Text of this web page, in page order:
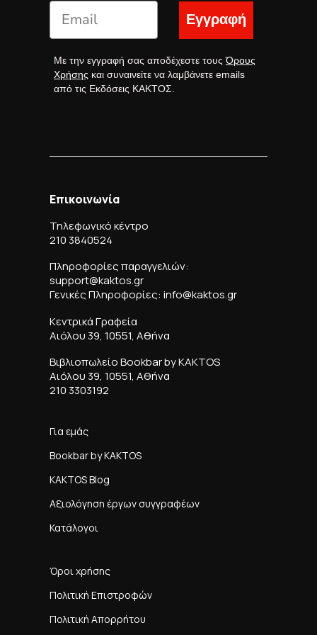
Εγγραφή
Με την εγγραφή σας αποδέχεστε τουςΌρους
Χρήσης και συναινείτε να λαμβάνετε emails
από τις Εκδόσεις ΚΑΚΤΟΣ.
Επικοινωνία
Τηλεφωνικό κέντρο
210 3840524
Πληροφορίες παραγγελιών:
support@kaktos.gr
Γενικές Πληροφορίες: info@kaktos.gr
Κεντρικά Γραφεία
Αιόλου 39, 10551, Αθήνα
Βιβλιοπωλείο Bookbar by KAKTOS
Αιόλου 39, 10551, Αθήνα
210 3303192
Για εμάς
Bookbar by KAKTOS
KAKTOS Blog
Αξιολόγηση έργων συγγραφέων
Κατάλογοι
Όροι χρήσης
Πολιτική Επιστροφών
Πολιτική Απορρήτου